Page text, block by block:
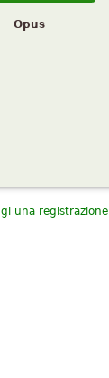
Opus
una registrazione